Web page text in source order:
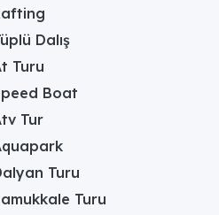
Dalış
Turu
Boat
Tur
Turu
Turu